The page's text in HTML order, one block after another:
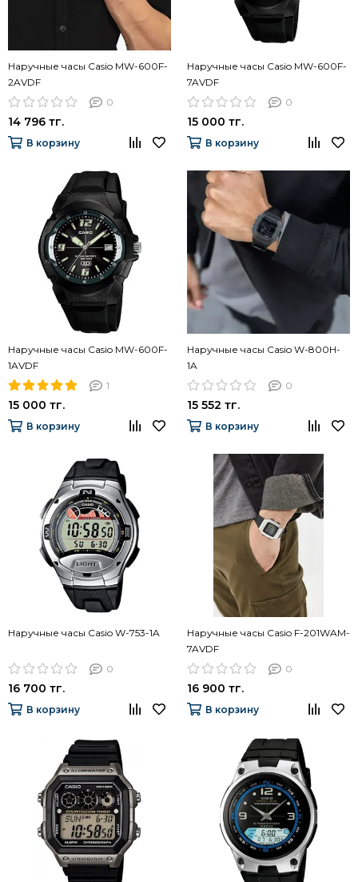
Наручные часы Casio MW-600F-
2AVDF
0
14 796 тг.
В корзину
Наручные часы Casio MW-600F-
7AVDF
0
15 000 тг.
В корзину
Наручные часы Casio MW-600F-
1AVDF
1
15 000 тг.
В корзину
Наручные часы Casio W-800H-
1A
0
15 552 тг.
В корзину
Наручные часы Casio W-753-1A
0
16 700 тг.
В корзину
Наручные часы Casio F-201WAM-
7AVDF
0
16 900 тг.
В корзину